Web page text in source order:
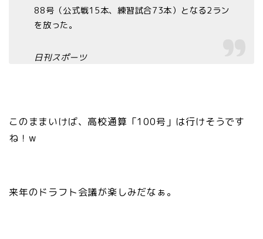
88号（公式戦15本、練習試合73本）となる2ラン
を放った。
日刊スポーツ
このままいけば、高校通算「100号」は行けそうです
ね！w
来年のドラフト会議が楽しみだなぁ。